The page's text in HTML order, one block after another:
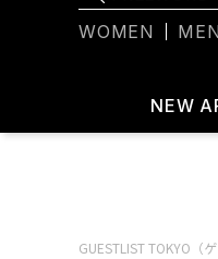
WOMEN MEN
NEW
GUESTLIST TOKYO（